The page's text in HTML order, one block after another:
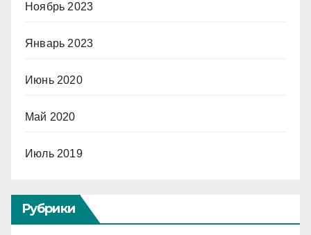
Ноябрь 2023
Январь 2023
Июнь 2020
Май 2020
Июль 2019
Рубрики